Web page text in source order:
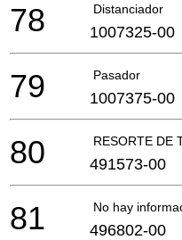
Distanciador
78 1007325-00
Pasador
79 1007375-00
RESORTE DE
80 491573-00
No hay
81 496802-00